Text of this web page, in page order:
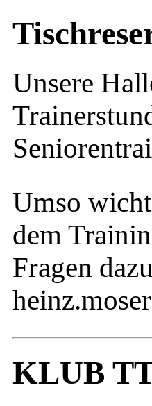
Unsere
Umso
dem
Fragen
KLUB